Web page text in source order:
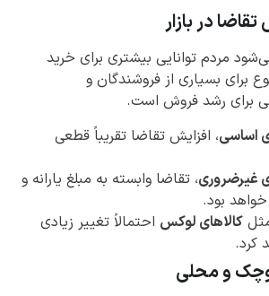
در بازار
مردم توانایی بیشتری برای خرید
برای بسیاری از فروشندگان و
برای رشد فروش است.
اساسی، افزایش تقاضا تقریباً قطعی
غیرضروری، تقاضا وابسته به مبلغ یارانه و
بود.
کالاهای لوکس احتمالاً تغییر زیادی
کرد.
و محلی